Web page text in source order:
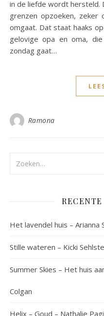
in de liefde wordt hersteld.
grenzen opzoeken,
omgaat. Dat staat haaks
gelovige opa en oma,
zondag gaat…
Ramona
Het lavendel huis – Arianna
Stille wateren – Kicki
Summer Skies – Het huis
Colgan
Helix – Goud – Nathalie